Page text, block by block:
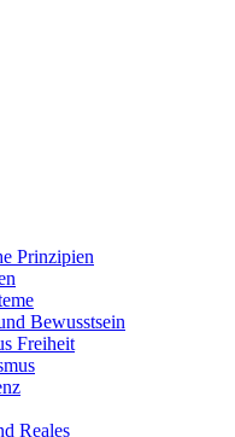
Prinzipien
Bewusstsein
Freiheit
Reales